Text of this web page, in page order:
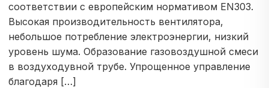
соответствии с европейским нормативом EN303.
Высокая производительность вентилятора,
небольшое потребление электроэнергии, низкий
уровень шума. Образование газовоздушной смеси
в воздуходувной трубе. Упрощенное управление
благодаря […]